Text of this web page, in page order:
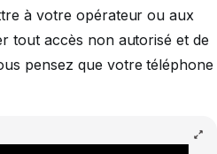
à votre opérateur ou aux
tout accès non autorisé et de
pensez que votre téléphone